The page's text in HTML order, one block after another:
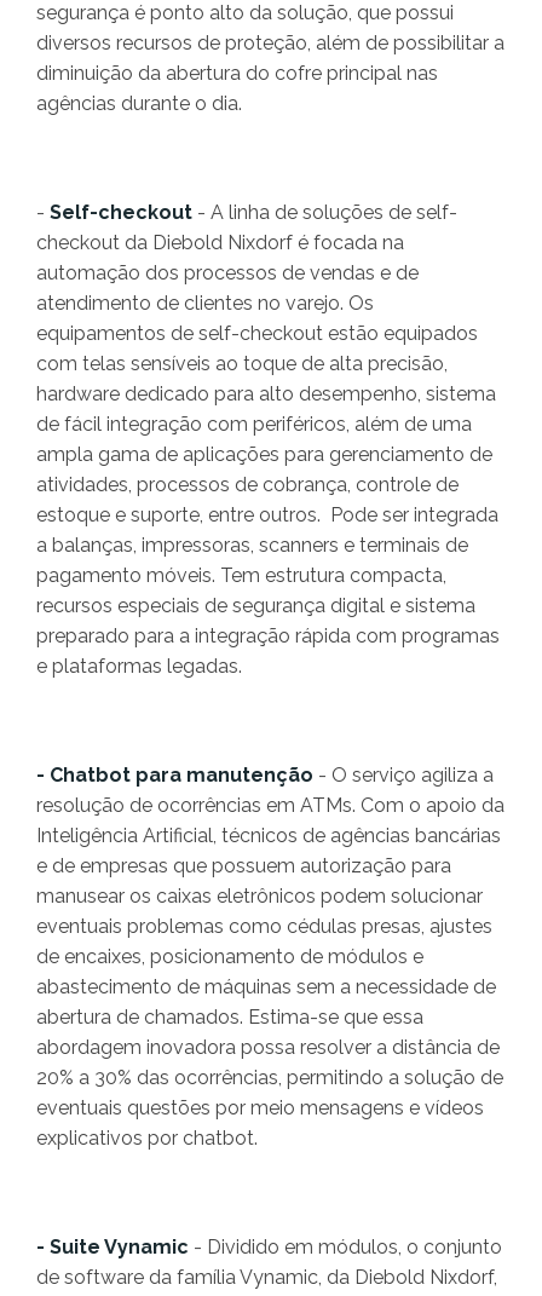
segurança é ponto alto da solução, que possui
diversos recursos de proteção, além de possibilitar a
diminuição da abertura do cofre principal nas
agências durante o dia.
- Self-checkout - A linha de soluções de self-
checkout da Diebold Nixdorf é focada na
automação dos processos de vendas e de
atendimento de clientes no varejo. Os
equipamentos de self-checkout estão equipados
com telas sensíveis ao toque de alta precisão,
hardware dedicado para alto desempenho, sistema
de fácil integração com periféricos, além de uma
ampla gama de aplicações para gerenciamento de
atividades, processos de cobrança, controle de
estoque e suporte, entre outros. Pode ser integrada
a balanças, impressoras, scanners e terminais de
pagamento móveis. Tem estrutura compacta,
recursos especiais de segurança digital e sistema
preparado para a integração rápida com programas
e plataformas legadas.
- Chatbot para manutenção - O serviço agiliza a
resolução de ocorrências em ATMs. Com o apoio da
Inteligência Artificial, técnicos de agências bancárias
e de empresas que possuem autorização para
manusear os caixas eletrônicos podem solucionar
eventuais problemas como cédulas presas, ajustes
de encaixes, posicionamento de módulos e
abastecimento de máquinas sem a necessidade de
abertura de chamados. Estima-se que essa
abordagem inovadora possa resolver a distância de
20% a 30% das ocorrências, permitindo a solução de
eventuais questões por meio mensagens e vídeos
explicativos por chatbot.
- Suite Vynamic - Dividido em módulos, o conjunto
de software da família Vynamic, da Diebold Nixdorf,